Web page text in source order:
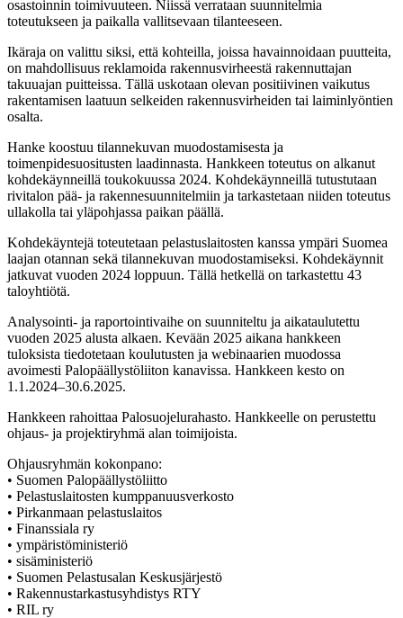
osastoinnin toimivuuteen. Niissä verrataan suunnitelmia
toteutukseen ja paikalla vallitsevaan tilanteeseen.
Ikäraja on valittu siksi, että kohteilla, joissa havainnoidaan puutteita,
on mahdollisuus reklamoida rakennusvirheestä rakennuttajan
takuuajan puitteissa. Tällä uskotaan olevan positiivinen vaikutus
rakentamisen laatuun selkeiden rakennusvirheiden tai laiminlyöntien
osalta.
Hanke koostuu tilannekuvan muodostamisesta ja
toimenpidesuositusten laadinnasta. Hankkeen toteutus on alkanut
kohdekäynneillä toukokuussa 2024. Kohdekäynneillä tutustutaan
rivitalon pää- ja rakennesuunnitelmiin ja tarkastetaan niiden toteutus
ullakolla tai yläpohjassa paikan päällä.
Kohdekäyntejä toteutetaan pelastuslaitosten kanssa ympäri Suomea
laajan otannan sekä tilannekuvan muodostamiseksi. Kohdekäynnit
jatkuvat vuoden 2024 loppuun. Tällä hetkellä on tarkastettu 43
taloyhtiötä.
Analysointi- ja raportointivaihe on suunniteltu ja aikataulutettu
vuoden 2025 alusta alkaen. Kevään 2025 aikana hankkeen
tuloksista tiedotetaan koulutusten ja webinaarien muodossa
avoimesti Palopäällystöliiton kanavissa. Hankkeen kesto on
1.1.2024–30.6.2025.
Hankkeen rahoittaa Palosuojelurahasto. Hankkeelle on perustettu
ohjaus- ja projektiryhmä alan toimijoista.
Ohjausryhmän kokonpano:
• Suomen Palopäällystöliitto
• Pelastuslaitosten kumppanuusverkosto
• Pirkanmaan pelastuslaitos
• Finanssiala ry
• ympäristöministeriö
• sisäministeriö
• Suomen Pelastusalan Keskusjärjestö
• Rakennustarkastusyhdistys RTY
• RIL ry